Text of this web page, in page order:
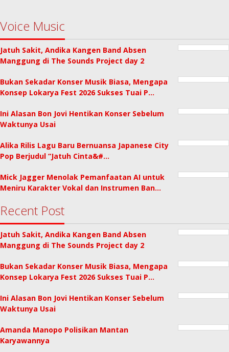
Voice Music
Jatuh Sakit, Andika Kangen Band Absen
Manggung di The Sounds Project day 2
Bukan Sekadar Konser Musik Biasa, Mengapa
Konsep Lokarya Fest 2026 Sukses Tuai P…
Ini Alasan Bon Jovi Hentikan Konser Sebelum
Waktunya Usai
Alika Rilis Lagu Baru Bernuansa Japanese City
Pop Berjudul “Jatuh Cinta&#…
Mick Jagger Menolak Pemanfaatan AI untuk
Meniru Karakter Vokal dan Instrumen Ban…
Recent Post
Jatuh Sakit, Andika Kangen Band Absen
Manggung di The Sounds Project day 2
Bukan Sekadar Konser Musik Biasa, Mengapa
Konsep Lokarya Fest 2026 Sukses Tuai P…
Ini Alasan Bon Jovi Hentikan Konser Sebelum
Waktunya Usai
Amanda Manopo Polisikan Mantan
Karyawannya